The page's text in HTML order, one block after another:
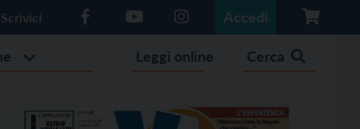
Scrivici Accedi
Leggi online Cerca